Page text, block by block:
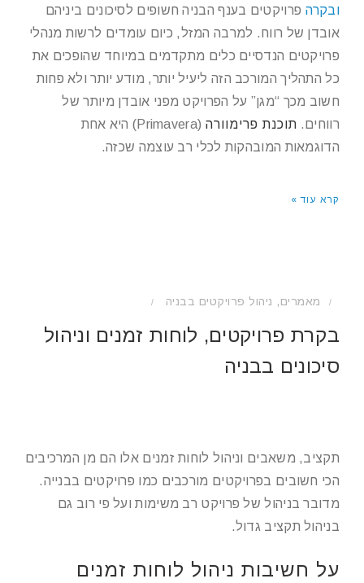
ובקרה פרויקטים בענף הבניה חשופים לסיכונים ביניהם
אובדן של רווח. למרבה המזל, כיום עומדים לרשות מנהלי
פרויקטים הנדסיים כלים מתקדמים במיוחד שהופכים את
כל התהליך המורכב הזה ליעיל יותר, מודע יותר ולא פחות
חשוב מכך “מגן” על הפרויקט מפני אובדן מיותר של
רווחים. תוכנת פרימוורה
(Primavera) היא אחת
הדוגמאות המובהקות לכלי רב עוצמה שכזה.
קרא עוד »
/ מאמרים, ניהול פרויקטים בבניה /
בקרת פרויקטים, לוחות זמנים וניהול
סיכונים בבניה
תקציב, משאבים וניהול לוחות זמנים אלו הם מן המרכיבים
הכי חשובים בפרויקטים מורכבים כמו פרויקטים בבנייה.
מדובר בניהול של פרויקט רב משימות ועל פי רוב גם
בניהול תקציב גדול.
על חשיבות ניהול לוחות זמנים